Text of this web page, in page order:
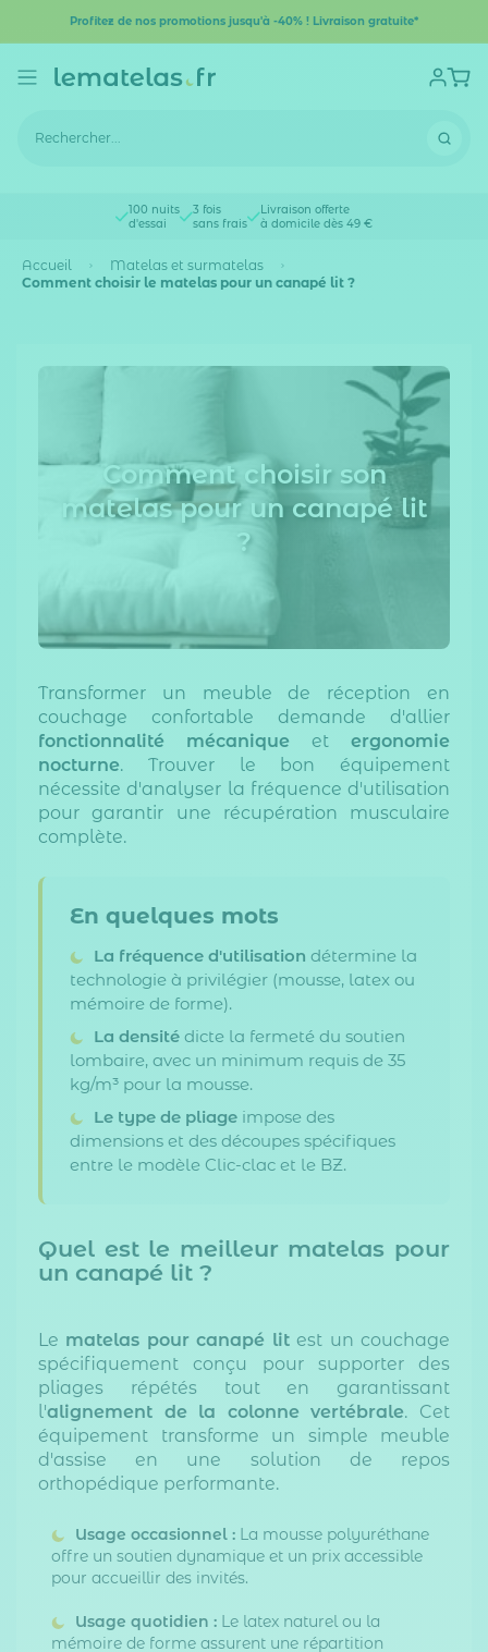
Profitez de nos promotions jusqu'à -40% ! Livraison gratuite*
100 nuits
d'essai
3 fois
sans frais
Livraison offerte
à domicile dès 49 €
Accueil
Matelas et surmatelas
Comment choisir le matelas pour un canapé lit ?
Comment choisir son
matelas pour un canapé lit
?
Transformer un meuble de réception en
couchage confortable demande d'allier
fonctionnalité mécanique et ergonomie
nocturne. Trouver le bon équipement
nécessite d'analyser la fréquence d'utilisation
pour garantir une récupération musculaire
complète.
En quelques mots
La fréquence d'utilisation détermine la
technologie à privilégier (mousse, latex ou
mémoire de forme).
La densité dicte la fermeté du soutien
lombaire, avec un minimum requis de 35
kg/m³ pour la mousse.
Le type de pliage impose des
dimensions et des découpes spécifiques
entre le modèle Clic-clac et le BZ.
Quel est le meilleur matelas pour
un canapé lit ?
Le matelas pour canapé litest un couchage
spécifiquement conçu pour supporter des
pliages répétés tout en garantissant
l'alignement de la colonne vertébrale. Cet
équipement transforme un simple meuble
d'assise en une solution de repos
orthopédique performante.
Usage occasionnel : La mousse polyuréthane
offre un soutien dynamique et un prix accessible
pour accueillir des invités.
Usage quotidien : Le latex naturel ou la
mémoire de forme assurent une répartition